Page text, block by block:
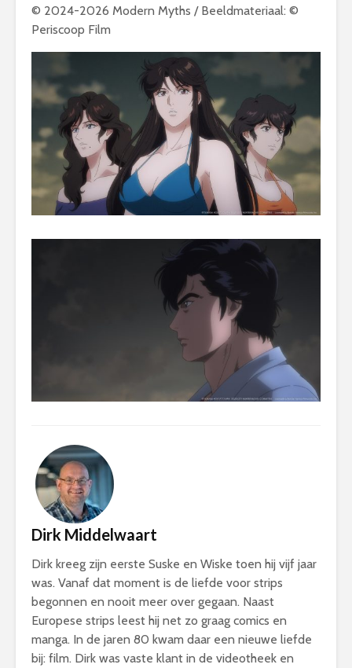
© 2024-2026 Modern Myths / Beeldmateriaal: ©
Periscoop Film
Dirk Middelwaart
Dirk kreeg zijn eerste Suske en Wiske toen hij vijf jaar
was. Vanaf dat moment is de liefde voor strips
begonnen en nooit meer over gegaan. Naast
Europese strips leest hij net zo graag comics en
manga. In de jaren 80 kwam daar een nieuwe liefde
bij: film. Dirk was vaste klant in de videotheek en